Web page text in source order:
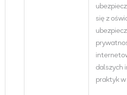
się z
dalszych
praktyk